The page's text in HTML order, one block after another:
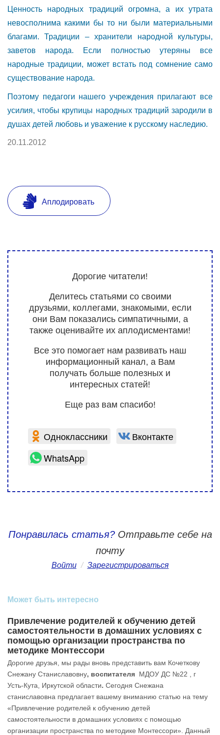
Ценность народных традиций огромна, а их утрата
невосполнима какими бы то ни были материальными
благами. Традиции – хранители народной культуры,
заветов народа. Если полностью утеряны все
народные традиции, может встать под сомнение само
существование народа.
Поэтому педагоги нашего учреждения прилагают все
усилия, чтобы крупицы народных традиций зародили в
душах детей любовь и уважение к русскому наследию.
20.11.2012
Аплодировать
Дорогие читатели!
Делитесь статьями со своими
друзьями, коллегами, знакомыми, если
они Вам показались симпатичными, а
также оценивайте их аплодисментами!
Все это помогает нам развивать наш
информационный канал, а Вам
получать больше полезных и
интересных статей!
Еще раз вам спасибо!
Одноклассники
Вконтакте
WhatsApp
Понравилась статья?Отправьте себе на
почту
Войти / Зарегистрироваться
Может быть интересно
Привлечение родителей к обучению детей
самостоятельности в домашних условиях с
помощью организации пространства по
методике Монтессори
Дорогие друзья, мы рады вновь представить вам Кочеткову
Снежану Станиславовну, воспитателя МДОУ ДС №22 , г
Усть-Кута, Иркутской области. Сегодня Снежана
станиславовна предлагает вашему вниманию статью на тему
«Привлечение родителей к обучению детей
самостоятельности в домашних условиях с помощью
организации пространства по методике Монтессори». Данный